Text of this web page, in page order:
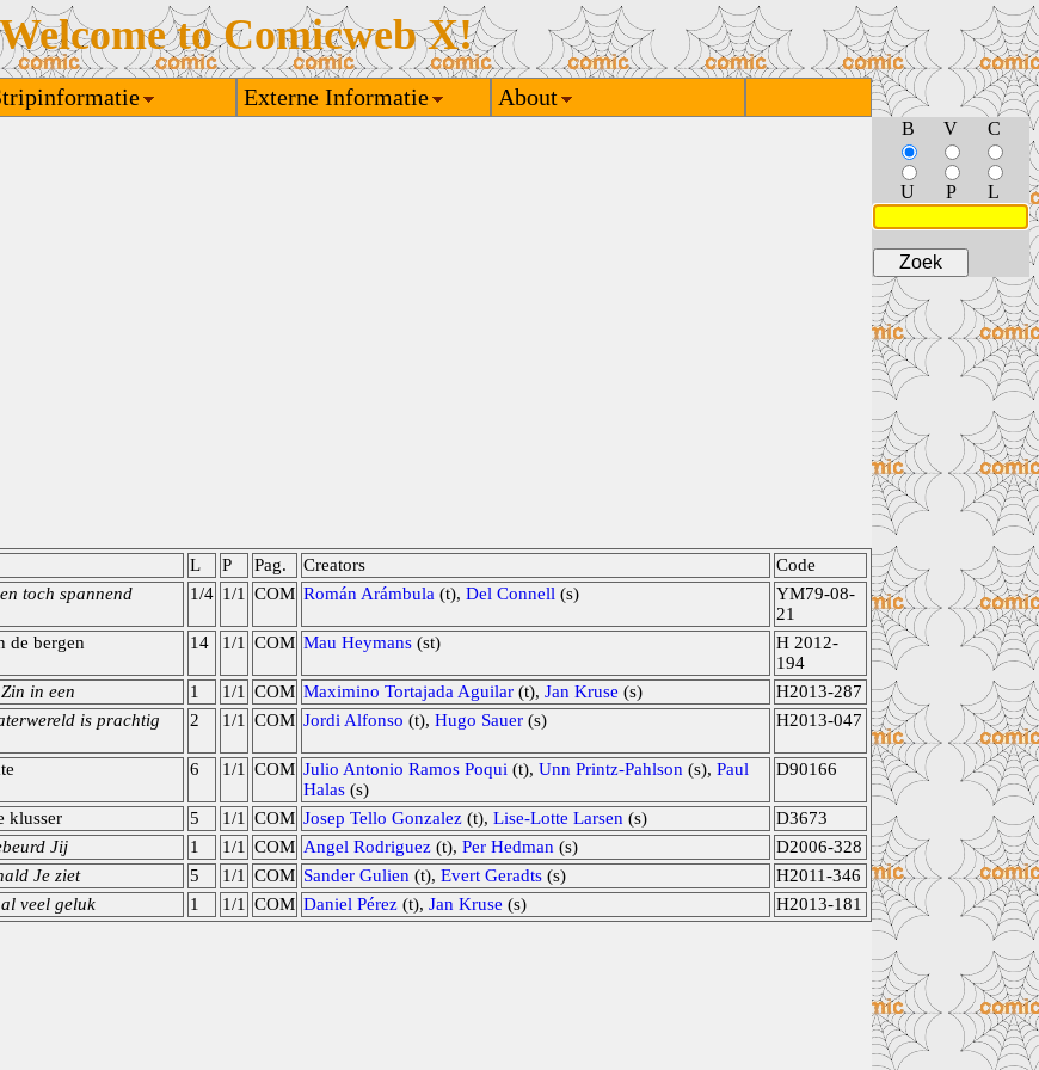
Welcome to Comicweb X!
Externe Informatie About
L P Pag. Creators
Code
toch spannend 1/4 1/1 COM Román Arámbula (t), Del Connell (s)
YM79-08-
21
de bergen 14 1/1 COM Mau Heymans (st)
H 2012-
194
in een 1 1/1 COM Maximino Tortajada Aguilar (t), Jan Kruse (s)
H2013-287
is prachtig
2 1/1 COM Jordi Alfonso (t), Hugo Sauer (s) H2013-047
6 1/1 COM Julio Antonio Ramos Poqui (t), Unn Printz-Pahlson (s), Paul
Halas (s)
D90166
klusser 5 1/1 COM Josep Tello Gonzalez (t), Lise-Lotte Larsen (s)
D3673
Jij 1 1/1 COM Angel Rodriguez (t), Per Hedman (s)
D2006-328
Je ziet 5 1/1 COM Sander Gulien (t), Evert Geradts (s)
H2011-346
veel geluk 1 1/1 COM Daniel Pérez (t), Jan Kruse (s) H2013-181
B V C
U P L